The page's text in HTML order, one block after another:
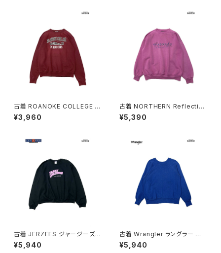
古着 ROANOKE COLLEGE M
AROONS カレッジロゴ 長袖 ス
ウェット トレーナー 赤 ボルドー
¥3,960
古着 NORTHERN Reflection
s 刺繍 ロゴ 長袖 スウェット ト
レーナー ピンク 紫 (ttu26030
¥5,390
古着 JERZEES ジャージーズ P
LANET HOLLYWOOD ロゴ
長袖 スウェット トレーナー 黒 (t
¥5,940
古着 Wrangler ラングラー 無
地 長袖 スウェット トレーナー
青 (ttu2603099)
¥5,940